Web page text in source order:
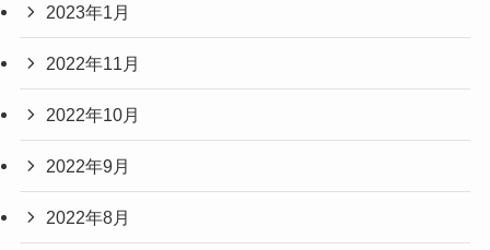
2023年1月
2022年11月
2022年10月
2022年9月
2022年8月